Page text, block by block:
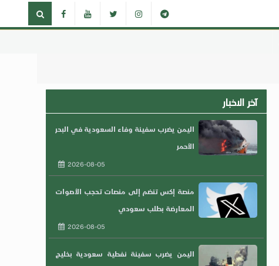
آخر الاخبار
اليمن يضرب سفينة وفاء السعودية في البحر
الأحمر
2026-08-05
منصة إكس تنضم إلى منصات تحجب الأصوات
المعارضة بطلب سعودي
2026-08-05
اليمن يضرب سفينة نفطية سعودية بخليج